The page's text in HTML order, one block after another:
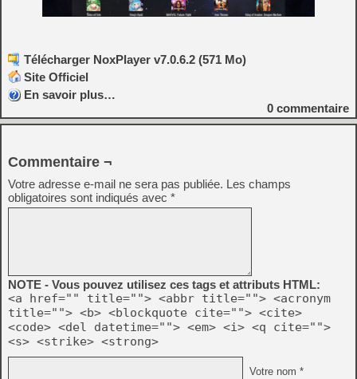
Télécharger NoxPlayer v7.0.6.2 (571 Mo)
Site Officiel
En savoir plus…
0 commentaire
Commentaire ¬
Votre adresse e-mail ne sera pas publiée. Les champs
obligatoires sont indiqués avec *
NOTE - Vous pouvez utilisez ces tags et attributs HTML:
<a href="" title=""> <abbr title=""> <acronym
title=""> <b> <blockquote cite=""> <cite>
<code> <del datetime=""> <em> <i> <q cite="">
<s> <strike> <strong>
Votre nom *